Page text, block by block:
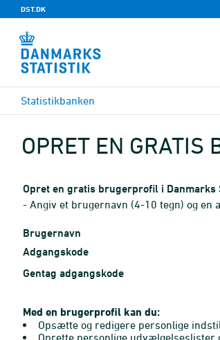
DST.DK
Statistikbanken
OPRET EN GRATIS
Opret en gratis brugerprofil i Danmarks
- Angiv et brugernavn (4-10 tegn) og en
Brugernavn
Adgangskode
Gentag adgangskode
Med en brugerprofil kan du:
Opsætte og redigere personlige
Oprette personlige udvælgelseslister